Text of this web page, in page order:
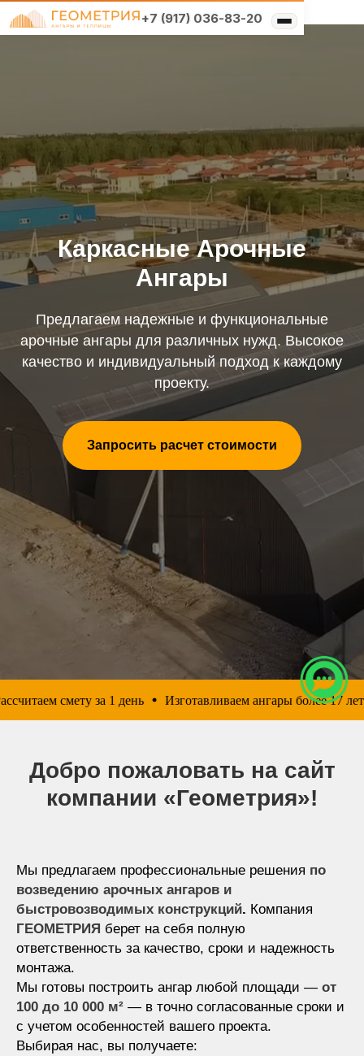
+7 (917) 036-83-20
О компании
Реализованные проекты
Санкт-Петербург и область
Москва и область
Санкт-Петербург и
область
Нижний Новгород и
Самара и область
Каркасные Арочные
Ангары
Предлагаем надежные и функциональные
арочные ангары для различных нужд. Высокое
качество и индивидуальный подход к каждому
проекту.
Запросить расчет стоимости
смету за 1 день Изготавливаем ангары более 17 лет
Добро пожаловать на сайт
компании «Геометрия»!
Мы предлагаем профессиональные решения по
возведению арочных ангаров и
быстровозводимых конструкций. Компания
ГЕОМЕТРИЯ берет на себя полную
ответственность за качество, сроки и надежность
монтажа.
Мы готовы построить ангар любой площади — от
100 до 10 000 м² — в точно согласованные сроки и
с учетом особенностей вашего проекта.
Выбирая нас, вы получаете: